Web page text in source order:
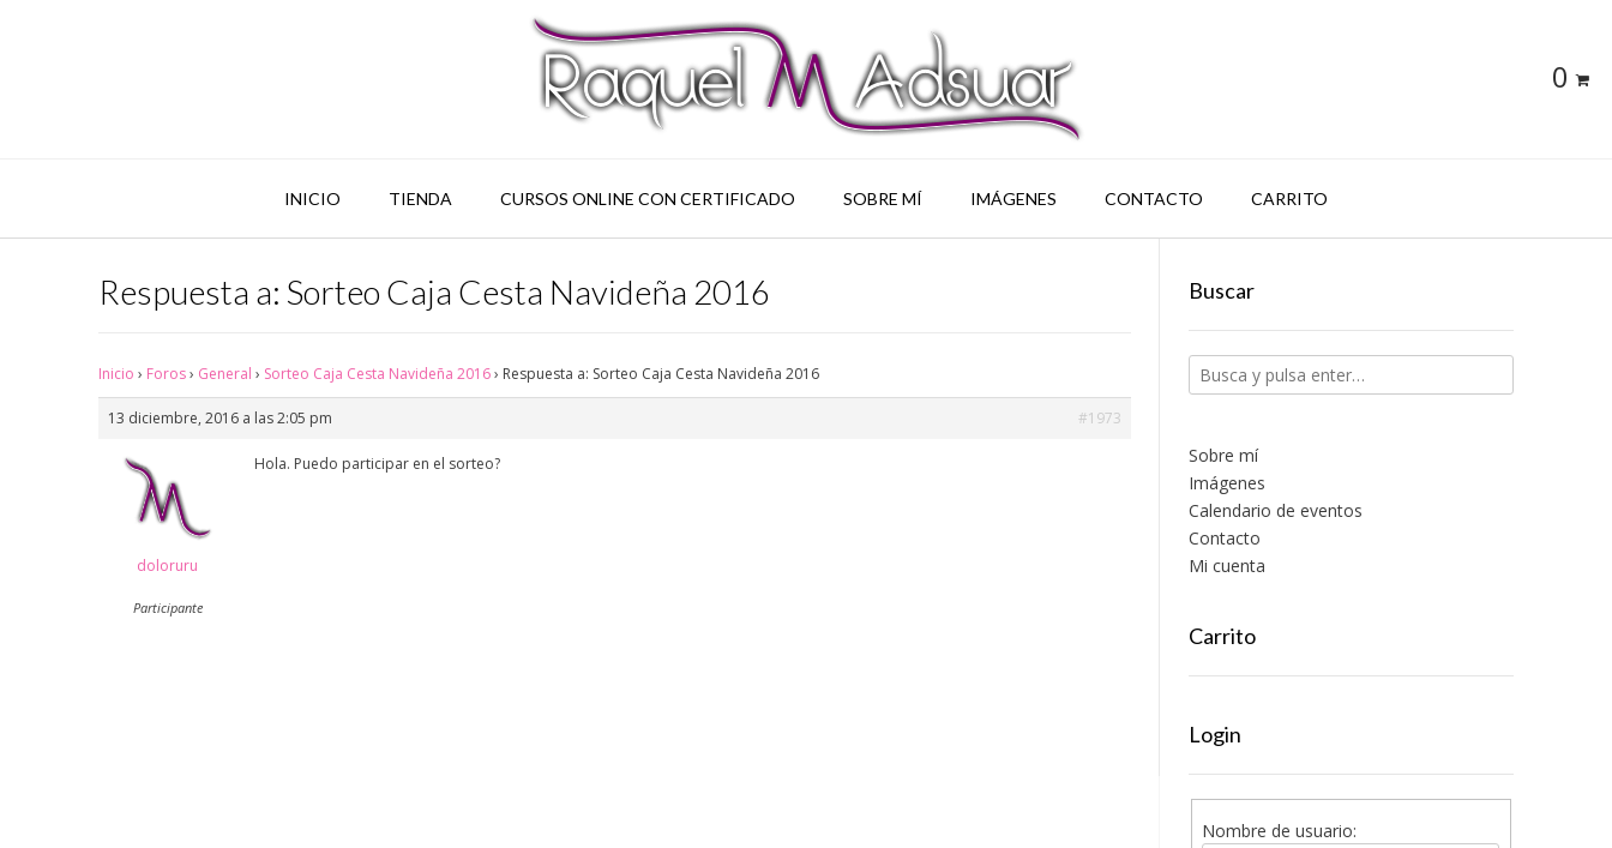
0
INICIO TIENDA CURSOS ONLINE CON CERTIFICADO SOBRE MÍ IMÁGENES CONTACTO CARRITO
Respuesta a: Sorteo Caja Cesta Navideña 2016
Inicio › Foros› General › Sorteo Caja Cesta Navideña 2016› Respuesta a: Sorteo Caja Cesta Navideña 2016
13 diciembre, 2016 a las 2:05 pm #1973
doloruru
Participante
Hola. Puedo participar en el sorteo?
Buscar
Sobre mí
Imágenes
Calendario de eventos
Contacto
Mi cuenta
Carrito
Login
Nombre de usuario: